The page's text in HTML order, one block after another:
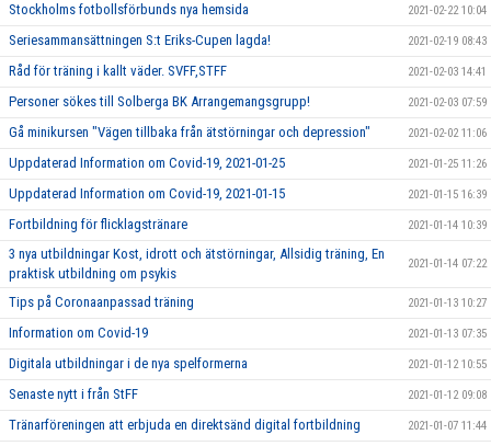
Stockholms fotbollsförbunds nya hemsida 2021-02-22 10:04
Seriesammansättningen S:t Eriks-Cupen lagda! 2021-02-19 08:43
Råd för träning i kallt väder. SVFF,STFF 2021-02-03 14:41
Personer sökes till Solberga BK Arrangemangsgrupp! 2021-02-03 07:59
Gå minikursen "Vägen tillbaka från ätstörningar och depression" 2021-02-02 11:06
Uppdaterad Information om Covid-19, 2021-01-25 2021-01-25 11:26
Uppdaterad Information om Covid-19, 2021-01-15 2021-01-15 16:39
Fortbildning för flicklagstränare 2021-01-14 10:39
3 nya utbildningar Kost, idrott och ätstörningar, Allsidig träning, En
praktisk utbildning om psykis
2021-01-14 07:22
Tips på Coronaanpassad träning 2021-01-13 10:27
Information om Covid-19 2021-01-13 07:35
Digitala utbildningar i de nya spelformerna 2021-01-12 10:55
Senaste nytt i från StFF 2021-01-12 09:08
Tränarföreningen att erbjuda en direktsänd digital fortbildning 2021-01-07 11:44